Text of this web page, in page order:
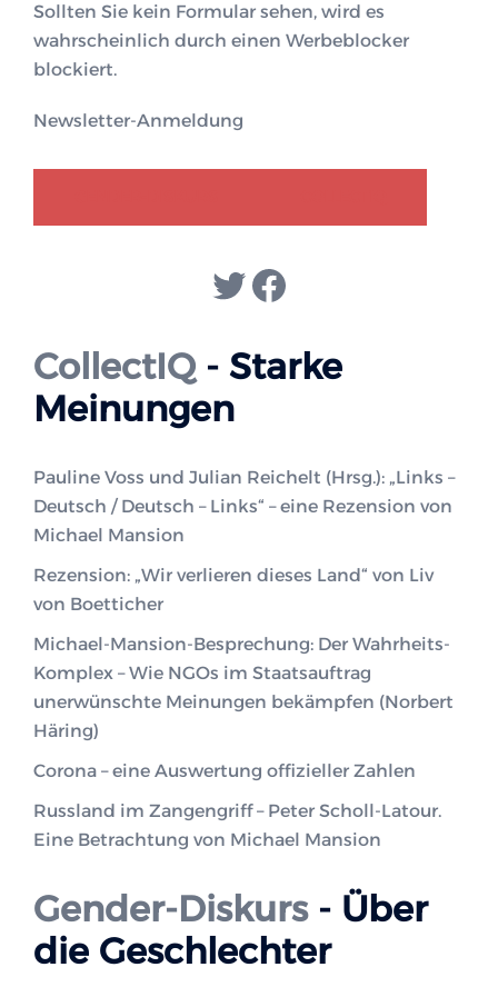
Sollten Sie kein Formular sehen, wird es
wahrscheinlich durch einen Werbeblocker
blockiert.
Newsletter-Anmeldung
Twitter
Facebook
CollectIQ- Starke
Meinungen
Pauline Voss und Julian Reichelt (Hrsg.): „Links –
Deutsch / Deutsch – Links“ – eine Rezension von
Michael Mansion
Rezension: „Wir verlieren dieses Land“ von Liv
von Boetticher
Michael-Mansion-Besprechung: Der Wahrheits-
Komplex – Wie NGOs im Staatsauftrag
unerwünschte Meinungen bekämpfen (Norbert
Häring)
Corona – eine Auswertung offizieller Zahlen
Russland im Zangengriff – Peter Scholl-Latour.
Eine Betrachtung von Michael Mansion
Gender-Diskurs- Über
die Geschlechter